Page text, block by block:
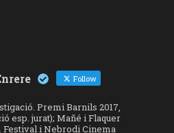
Follow
Premi Barnils 2017,
esp. jurat); Mañé i Flaquer
Festival i Nebrodi Cinema